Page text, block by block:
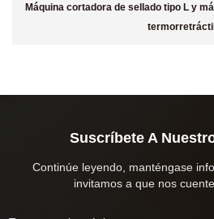
Máquina cortadora de sellado tipo L y
Suscríbete A
Continúe leyendo, manténgase
invitamos a que nos